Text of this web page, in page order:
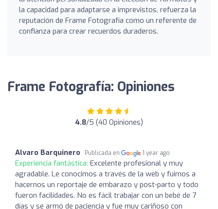
la capacidad para adaptarse a imprevistos, refuerza la
reputación de Frame Fotografía como un referente de
confianza para crear recuerdos duraderos.
Frame Fotografía: Opiniones
4.8/5 (40 Opiniones)
Alvaro Barquinero Publicada en 1 year ago
Experiencia fantástica: Excelente profesional y muy
agradable. Le conocimos a través de la web y fuimos a
hacernos un reportaje de embarazo y post-parto y todo
fueron facilidades. No es fácil trabajar con un bebé de 7
días y se armó de paciencia y fue muy cariñoso con